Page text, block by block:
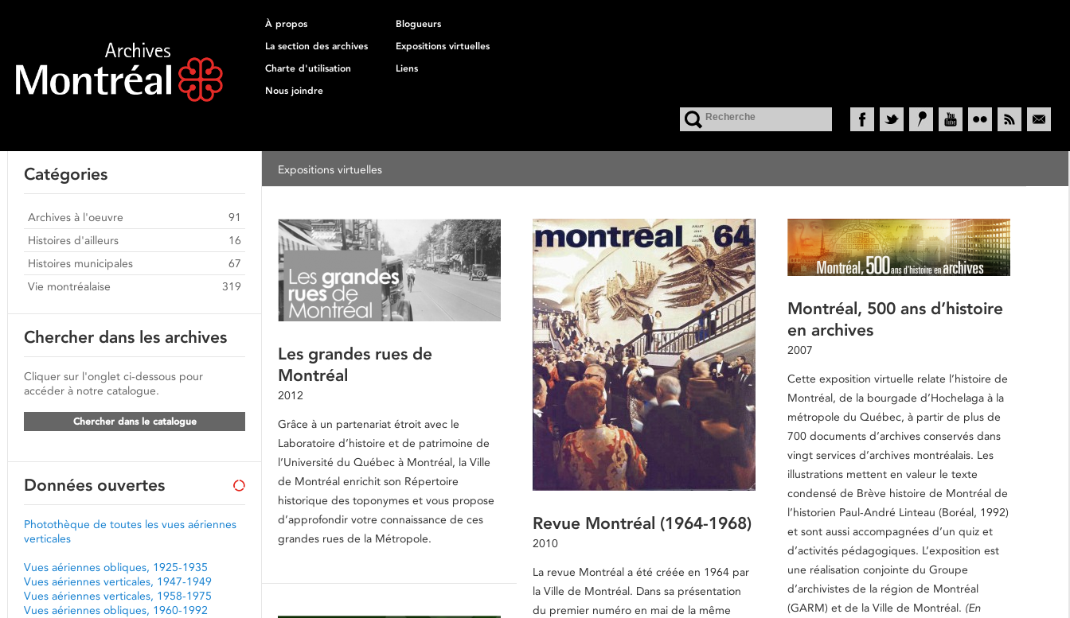
À propos
Blogueurs
La section des archives
Expositions virtuelles
Charte d'utilisation
Liens
Nous joindre
Expositions virtuelles
Les grandes rues de
Montréal
2012
Grâce à un partenariat étroit avec le
Laboratoire d’histoire et de patrimoine de
l’Université du Québec à Montréal, la Ville
de Montréal enrichit son Répertoire
historique des toponymes et vous propose
d’approfondir votre connaissance de ces
grandes rues de la Métropole.
Revue Montréal (1964-1968)
2010
La revue Montréal a été créée en 1964 par
la Ville de Montréal. Dans sa présentation
du premier numéro en mai de la même
Montréal, 500 ans d’histoire
en archives
2007
Cette exposition virtuelle relate l’histoire de
Montréal, de la bourgade d’Hochelaga à la
métropole du Québec, à partir de plus de
700 documents d’archives conservés dans
vingt services d’archives montréalais. Les
illustrations mettent en valeur le texte
condensé de Brève histoire de Montréal de
l’historien Paul-André Linteau (Boréal, 1992)
et sont aussi accompagnées d’un quiz et
d’activités pédagogiques. L’exposition est
une réalisation conjointe du Groupe
d’archivistes de la région de Montréal
(GARM) et de la Ville de Montréal. (En
Catégories
Archives à l'oeuvre
91
Histoires d'ailleurs
16
Histoires municipales
67
Vie montréalaise
319
Chercher dans les archives
Cliquer sur l'onglet ci-dessous pour
accéder à notre catalogue.
Chercher dans le catalogue
Données ouvertes
Photothèque de toutes les vues aériennes
verticales
Vues aériennes obliques, 1925-1935
Vues aériennes verticales, 1947-1949
Vues aériennes verticales, 1958-1975
Vues aériennes obliques, 1960-1992